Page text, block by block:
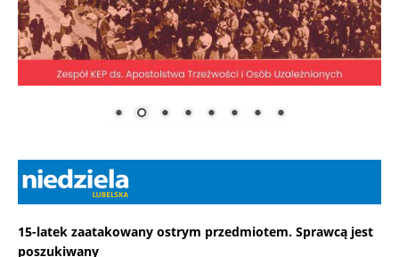
15-latek zaatakowany ostrym przedmiotem. Sprawcą jest
poszukiwany